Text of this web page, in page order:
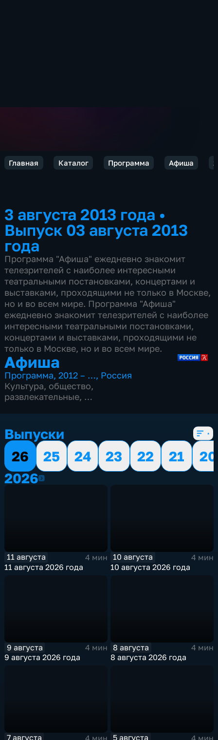
Главная Каталог Программа Афиша
3 августа 2013 года •
Выпуск 03 августа 2013
года
Программа "Афиша" ежедневно знакомит
телезрителей с наиболее интересными
театральными постановками, концертами и
выставками, проходящими не только в Москве,
но и во всем мире. Программа "Афиша"
ежедневно знакомит телезрителей с наиболее
интересными театральными постановками,
концертами и выставками, проходящими не
только в Москве, но и во всем мире.
Афиша
Программа,2012 – …, Россия
Культура, общество,
развлекательные,
Выпуски
26
25 24 23 22 21
20
20262026
11 августа
4 мин
11 августа 2026 года
10 августа
4 мин
10 августа 2026 года
9 августа
4 мин
9 августа 2026 года
8 августа
4 мин
8 августа 2026 года
7 августа
4 мин
5 августа
4 мин